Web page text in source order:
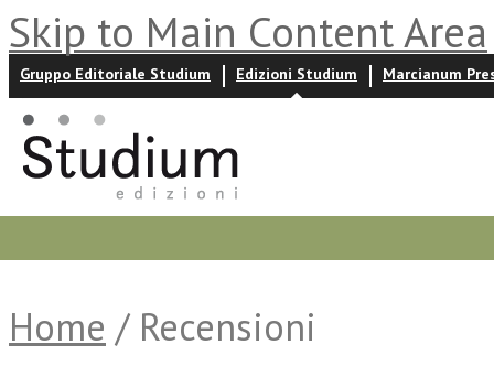
Skip to Main Content Area
Gruppo Editoriale Studium Edizioni Studium Marcianum
Home / Recensioni